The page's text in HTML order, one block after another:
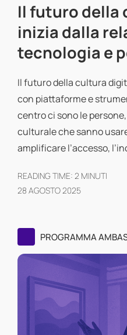
Il futuro della
inizia dalla
tecnologia e
Il futuro della cultura
con piattaforme e
centro ci sono le
culturale che sanno
amplificare l’accesso,
READING TIME: 2 MINUTI
28 AGOSTO 2025
PROGRAMMA